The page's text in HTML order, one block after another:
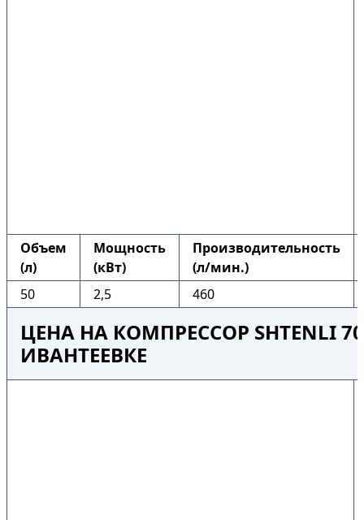
Объем
(л)
Мощность
(кВт)
Производительность
(л/мин.)
50
2,5 460
ЦЕНА НА КОМПРЕССОР SHTENLI
ИВАНТЕЕВКЕ